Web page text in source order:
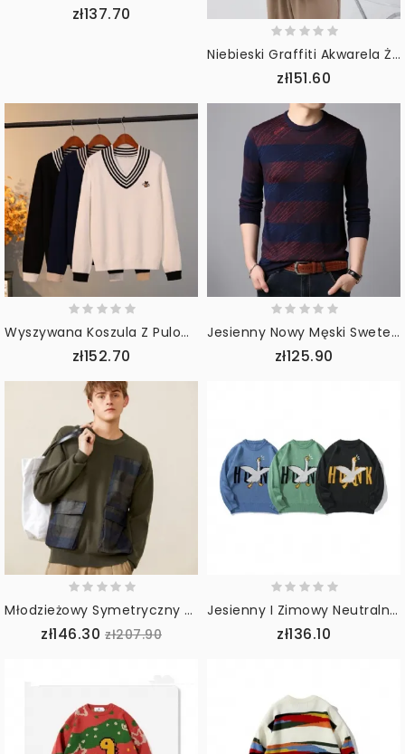
zł137.70
Niebieski Graffiti Akwarela Żakardowy Luźny Sweter Z Dzianiny
zł151.60
Wyszywana Koszula Z Pulowerem W Pszczoły
zł152.70
Jesienny Nowy Męski Sweter Z Dzianiny Wokół Szyi
zł125.90
Młodzieżowy Symetryczny Sweter W Kratę Z Dużą Kieszenią Ozdobiony Męskim Swetrem
zł146.30 zł207.90
Jesienny I Zimowy Neutralny Żakardowy Haft Casual Luźny Sweter
zł136.10